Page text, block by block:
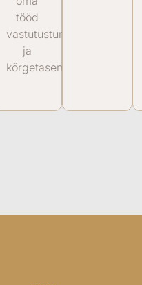
tööd
vastutustundlikult
ja
kõrgetasemeliselt.